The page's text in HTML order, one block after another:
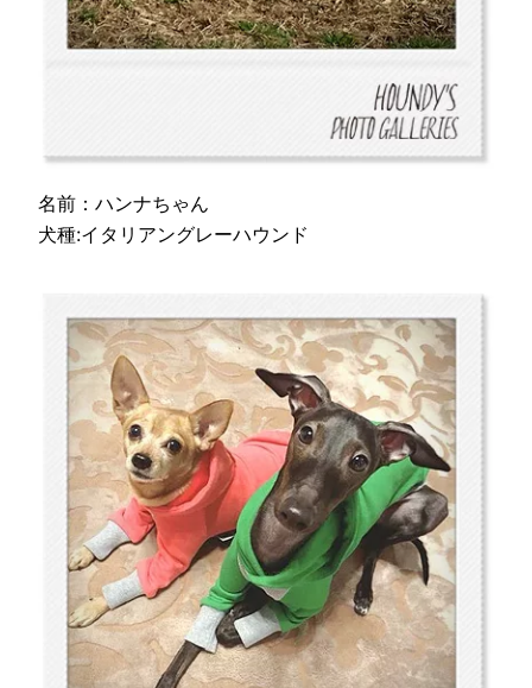
名前：ハンナちゃん
犬種:イタリアングレーハウンド